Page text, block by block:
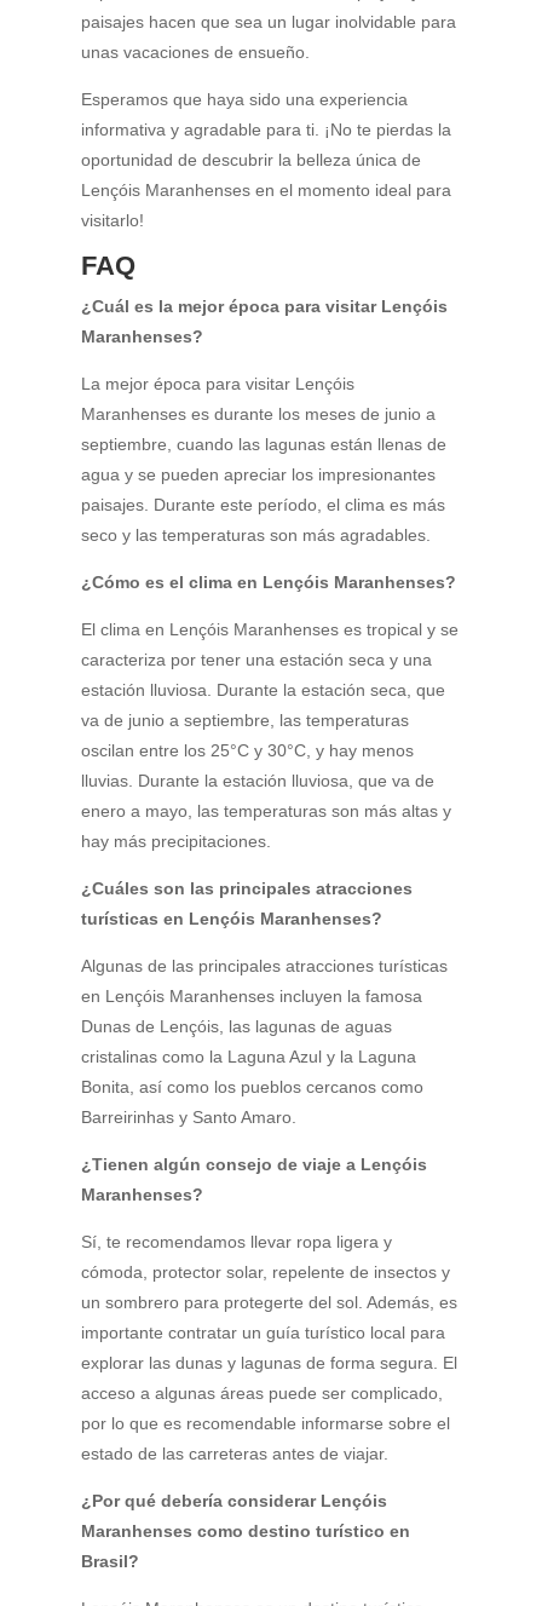
paisajes hacen que sea un lugar inolvidable para
unas vacaciones de ensueño.
Esperamos que haya sido una experiencia
informativa y agradable para ti. ¡No te pierdas la
oportunidad de descubrir la belleza única de
Lençóis Maranhenses en el momento ideal para
visitarlo!
FAQ
¿Cuál es la mejor época para visitar Lençóis
Maranhenses?
La mejor época para visitar Lençóis
Maranhenses es durante los meses de junio a
septiembre, cuando las lagunas están llenas de
agua y se pueden apreciar los impresionantes
paisajes. Durante este período, el clima es más
seco y las temperaturas son más agradables.
¿Cómo es el clima en Lençóis Maranhenses?
El clima en Lençóis Maranhenses es tropical y se
caracteriza por tener una estación seca y una
estación lluviosa. Durante la estación seca, que
va de junio a septiembre, las temperaturas
oscilan entre los 25°C y 30°C, y hay menos
lluvias. Durante la estación lluviosa, que va de
enero a mayo, las temperaturas son más altas y
hay más precipitaciones.
¿Cuáles son las principales atracciones
turísticas en Lençóis Maranhenses?
Algunas de las principales atracciones turísticas
en Lençóis Maranhenses incluyen la famosa
Dunas de Lençóis, las lagunas de aguas
cristalinas como la Laguna Azul y la Laguna
Bonita, así como los pueblos cercanos como
Barreirinhas y Santo Amaro.
¿Tienen algún consejo de viaje a Lençóis
Maranhenses?
Sí, te recomendamos llevar ropa ligera y
cómoda, protector solar, repelente de insectos y
un sombrero para protegerte del sol. Además, es
importante contratar un guía turístico local para
explorar las dunas y lagunas de forma segura. El
acceso a algunas áreas puede ser complicado,
por lo que es recomendable informarse sobre el
estado de las carreteras antes de viajar.
¿Por qué debería considerar Lençóis
Maranhenses como destino turístico en
Brasil?